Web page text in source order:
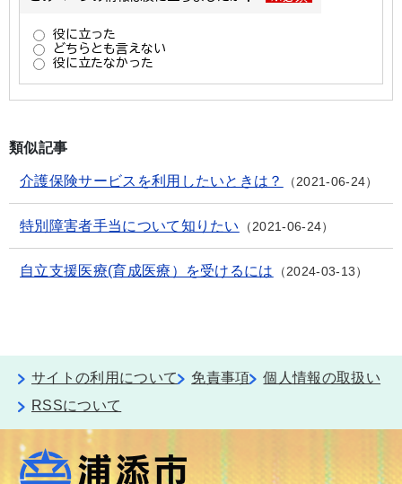
類似記事
介護保険サービスを利用したいときは？ 2021-06-24
特別障害者手当について知りたい 2021-06-24
自立支援医療(育成医療）を受けるには 2024-03-13
サイトの利用について 免責事項
個人情報の取扱い
RSSについて